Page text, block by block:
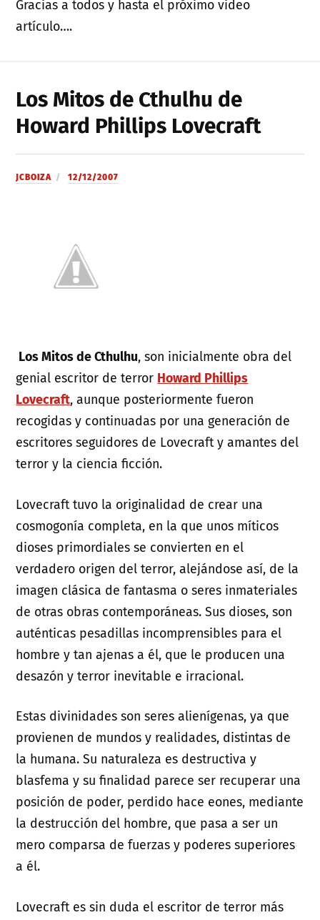
Gracias a todos y hasta el próximo video
artículo….
Los Mitos de Cthulhu de
Howard Phillips Lovecraft
JCBOIZA 12/12/2007
Los Mitos de Cthulhu, son inicialmente obra del
genial escritor de terror Howard Phillips
Lovecraft, aunque posteriormente fueron
recogidas y continuadas por una generación de
escritores seguidores de Lovecraft y amantes del
terror y la ciencia ficción.
Lovecraft tuvo la originalidad de crear una
cosmogonía completa, en la que unos míticos
dioses primordiales se convierten en el
verdadero origen del terror, alejándose así, de la
imagen clásica de fantasma o seres inmateriales
de otras obras contemporáneas. Sus dioses, son
auténticas pesadillas incomprensibles para el
hombre y tan ajenas a él, que le producen una
desazón y terror inevitable e irracional.
Estas divinidades son seres alienígenas, ya que
provienen de mundos y realidades, distintas de
la humana. Su naturaleza es destructiva y
blasfema y su finalidad parece ser recuperar una
posición de poder, perdido hace eones, mediante
la destrucción del hombre, que pasa a ser un
mero comparsa de fuerzas y poderes superiores
a él.
Lovecraft es sin duda el escritor de terror más